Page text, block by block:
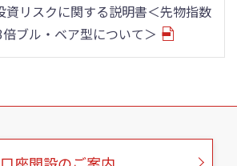
資リスクに関する説明書＜先物指数
ブル・ベア型について＞